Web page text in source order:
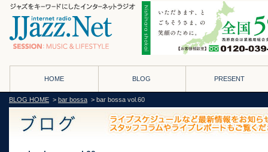
HOME BLOG PRESENT
BLOG HOME > bar bossa > bar bossa vol.60